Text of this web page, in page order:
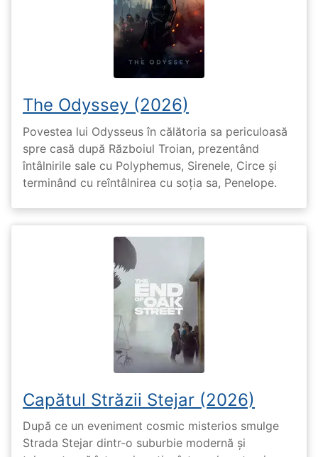
The Odyssey (2026)
Povestea lui Odysseus în călătoria sa periculoasă
spre casă după Războiul Troian, prezentând
întâlnirile sale cu Polyphemus, Sirenele, Circe și
terminând cu reîntâlnirea cu soția sa, Penelope.
Capătul Străzii Stejar (2026)
După ce un eveniment cosmic misterios smulge
Strada Stejar dintr-o suburbie modernă și